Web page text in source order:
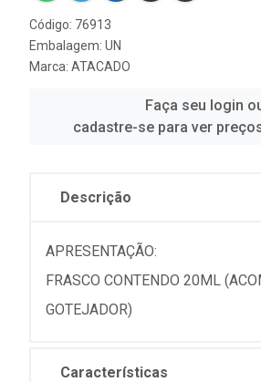
Código: 76913
Embalagem: UN
Marca: ATACADO
Faça seu login
cadastre-se para ver
Descrição
APRESENTAÇÃO:
FRASCO CONTENDO 20ML
GOTEJADOR)
Características